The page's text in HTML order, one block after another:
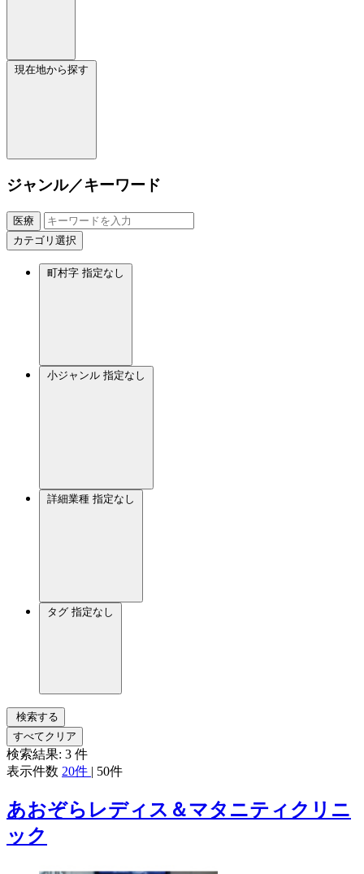
現在地から探す
ジャンル／キーワード
医療
カテゴリ選択
町村字 指定なし
小ジャンル 指定なし
詳細業種 指定なし
タグ 指定なし
検索する
すべてクリア
検索結果: 3 件
表示件数 20件 | 50件
あおぞらレディス＆マタニティクリニ
ック